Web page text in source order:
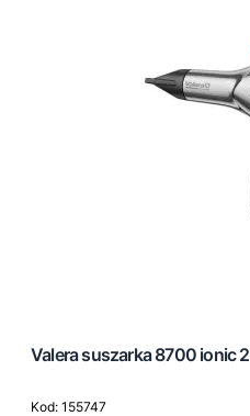
Valera suszarka 8700 ionic
Kod: 155747